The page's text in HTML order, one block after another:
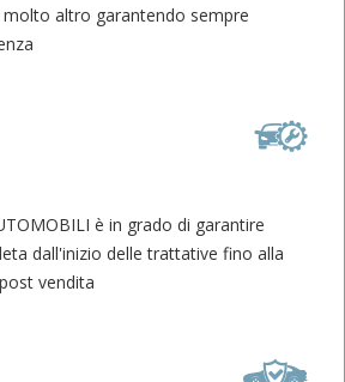
altro garantendo sempre
è in grado di garantire
dall'inizio delle trattative fino alla
vendita